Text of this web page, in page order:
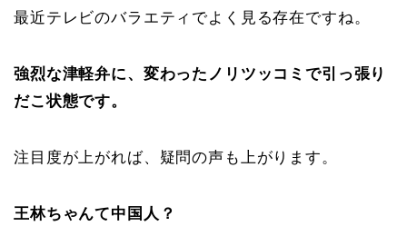
最近テレビのバラエティでよく見る存在ですね。
強烈な津軽弁に、変わったノリツッコミで引っ張り
だこ状態です。
注目度が上がれば、疑問の声も上がります。
王林ちゃんて中国人？